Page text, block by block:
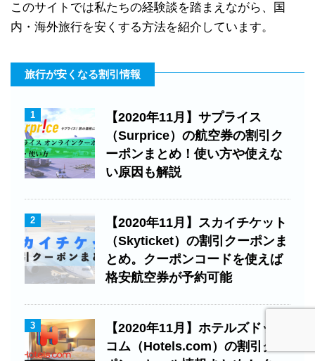
このサイトでは私たちの経験談を踏まえながら、国
内・海外旅行を安くする方法を紹介しています。
旅行が安くなる割引情報
1
【2020年11月】サプライス
（Surprice）の航空券の割引ク
ーポンまとめ！使い方や使えな
い原因も解説
2
【2020年11月】スカイチケット
（Skyticket）の割引クーポンま
とめ。クーポンコードを使えば
格安航空券が予約可能
3
【2020年11月】ホテルズドット
コム（Hotels.com）の割引クー